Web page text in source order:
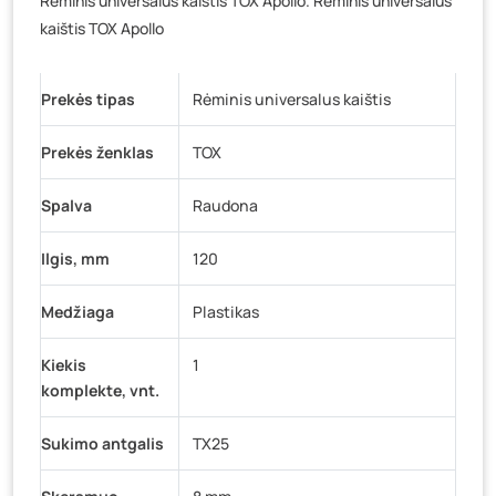
Vilniaus g. 89D, Ukmergė
K. Donelaičio g. 17, Rokiškis
Šaltupės g. 64, Zarasai - 0 vienetų
kaištis TOX Apollo
Prekės tipas Rėminis universalus kaištis
Prekės ženklas TOX
Spalva Raudona
Ilgis, mm 120
Medžiaga Plastikas
Kiekis
komplekte, vnt.
1
Sukimo antgalis TX25